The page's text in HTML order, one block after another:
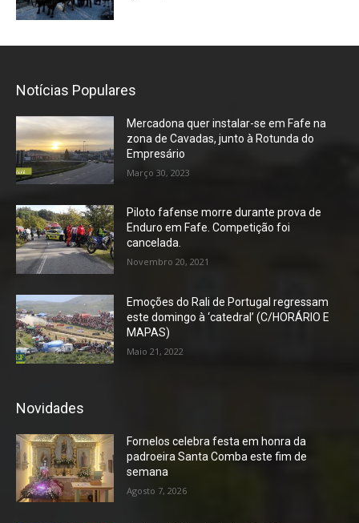
Notícias Populares
Mercadona quer instalar-se em Fafe na
zona de Cavadas, junto à Rotunda do
Empresário
Março 30, 2023
Piloto fafense morre durante prova de
Enduro em Fafe. Competição foi
cancelada.
Novembro 20, 2021
Emoções do Rali de Portugal regressam
este domingo à ‘catedral’ (C/HORÁRIO E
MAPAS)
Maio 21, 2022
Novidades
Fornelos celebra festa em honra da
padroeira Santa Comba este fim de
semana
Agosto 7, 2026